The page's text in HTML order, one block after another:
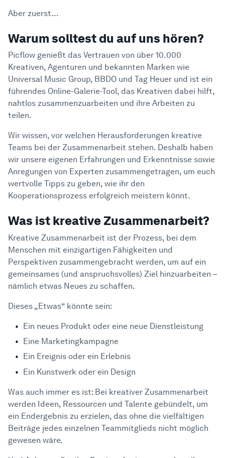
Aber zuerst…
Warum solltest du auf uns hören?
Picflow genießt das Vertrauen von über 10.000
Kreativen, Agenturen und bekannten Marken wie
Universal Music Group, BBDO und Tag Heuer und ist ein
führendes Online-Galerie-Tool, das Kreativen dabei hilft,
nahtlos zusammenzuarbeiten und ihre Arbeiten zu
teilen.
Wir wissen, vor welchen Herausforderungen kreative
Teams bei der Zusammenarbeit stehen. Deshalb haben
wir unsere eigenen Erfahrungen und Erkenntnisse sowie
Anregungen von Experten zusammengetragen, um euch
wertvolle Tipps zu geben, wie ihr den
Kooperationsprozess erfolgreich meistern könnt.
Was ist kreative Zusammenarbeit?
Kreative Zusammenarbeit ist der Prozess, bei dem
Menschen mit einzigartigen Fähigkeiten und
Perspektiven zusammengebracht werden, um auf ein
gemeinsames (und anspruchsvolles) Ziel hinzuarbeiten –
nämlich etwas Neues zu schaffen.
Dieses „Etwas“ könnte sein:
Ein neues Produkt oder eine neue Dienstleistung
Eine Marketingkampagne
Ein Ereignis oder ein Erlebnis
Ein Kunstwerk oder ein Design
Was auch immer es ist: Bei kreativer Zusammenarbeit
werden Ideen, Ressourcen und Talente gebündelt, um
ein Endergebnis zu erzielen, das ohne die vielfältigen
Beiträge jedes einzelnen Teammitglieds nicht möglich
gewesen wäre.